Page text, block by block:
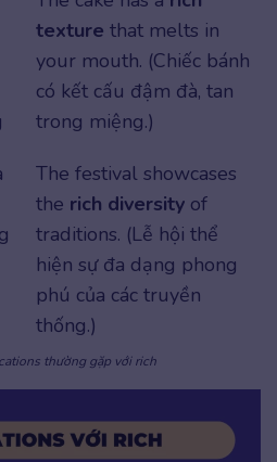
texture that melts in
your mouth. (Chiếc bánh
có kết cấu đậm đà, tan
trong miệng.)
The festival showcases
the rich diversity of
traditions. (Lễ hội thể
hiện sự đa dạng phong
phú của các truyền
thống.)
thường gặp với rich